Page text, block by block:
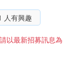
人有興趣
以最新招募訊息為